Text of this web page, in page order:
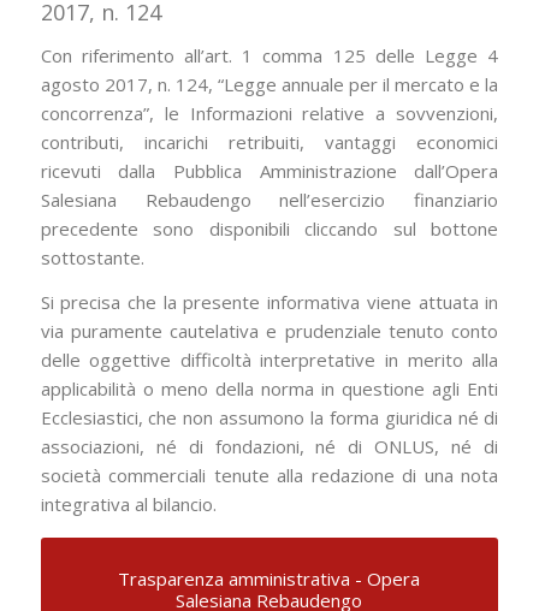
2017, n. 124
Con riferimento all’art. 1 comma 125 delle Legge 4
agosto 2017, n. 124, “Legge annuale per il mercato e la
concorrenza”, le Informazioni relative a sovvenzioni,
contributi, incarichi retribuiti, vantaggi economici
ricevuti dalla Pubblica Amministrazione dall’Opera
Salesiana Rebaudengo nell’esercizio finanziario
precedente sono disponibili cliccando sul bottone
sottostante.
Si precisa che la presente informativa viene attuata in
via puramente cautelativa e prudenziale tenuto conto
delle oggettive difficoltà interpretative in merito alla
applicabilità o meno della norma in questione agli Enti
Ecclesiastici, che non assumono la forma giuridica né di
associazioni, né di fondazioni, né di ONLUS, né di
società commerciali tenute alla redazione di una nota
integrativa al bilancio.
Trasparenza amministrativa - Opera
Salesiana Rebaudengo